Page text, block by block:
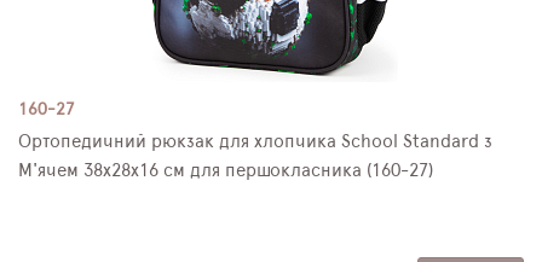
160-27
Ортопедичний рюкзак для хлопчика School Standard з
М'ячем 38х28х16 см для першокласника (160-27)